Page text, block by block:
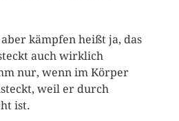
kämpfen heißt ja, das
auch wirklich
nur, wenn im Körper
weil er durch
ist.